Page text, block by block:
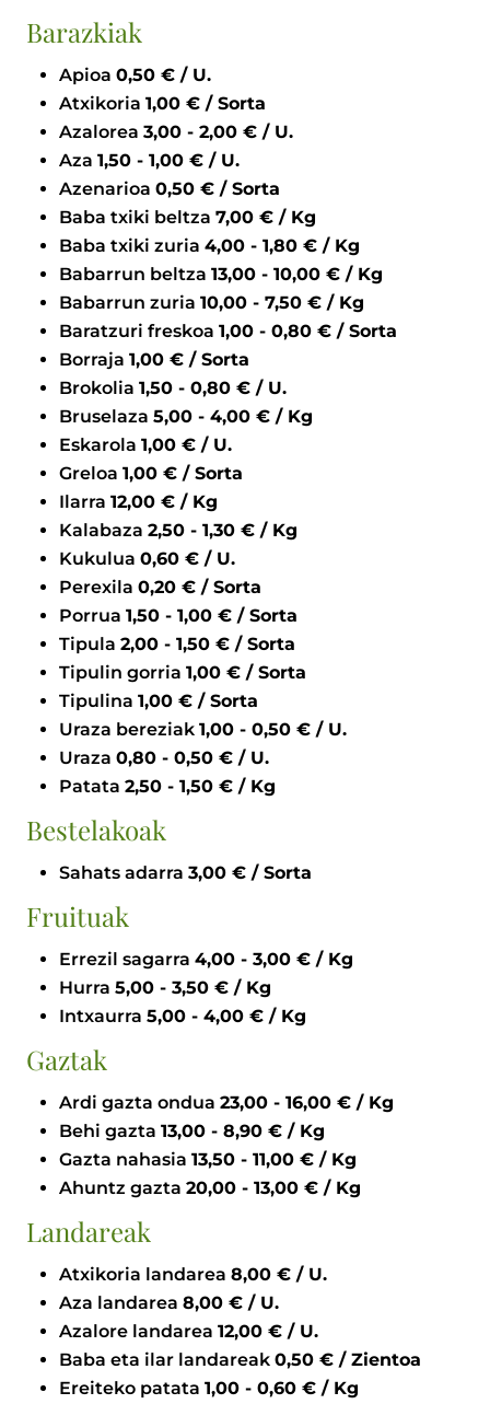
Barazkiak
Apioa
0,50 € / U.
Atxikoria
1,00 € / Sorta
Azalorea
3,00 - 2,00 € / U.
Aza
1,50 - 1,00 € / U.
Azenarioa
0,50 € / Sorta
Baba txiki beltza
7,00 € / Kg
Baba txiki zuria
4,00 - 1,80 € / Kg
Babarrun beltza
13,00 - 10,00 € / Kg
Babarrun zuria
10,00 - 7,50 € / Kg
Baratzuri freskoa
1,00 - 0,80 € / Sorta
Borraja
1,00 € / Sorta
Brokolia
1,50 - 0,80 € / U.
Bruselaza
5,00 - 4,00 € / Kg
Eskarola
1,00 € / U.
Greloa
1,00 € / Sorta
Ilarra
12,00 € / Kg
Kalabaza
2,50 - 1,30 € / Kg
Kukulua
0,60 € / U.
Perexila
0,20 € / Sorta
Porrua
1,50 - 1,00 € / Sorta
Tipula
2,00 - 1,50 € / Sorta
Tipulin gorria
1,00 € / Sorta
Tipulina
1,00 € / Sorta
Uraza bereziak
1,00 - 0,50 € / U.
Uraza
0,80 - 0,50 € / U.
Patata
2,50 - 1,50 € / Kg
Bestelakoak
Sahats adarra 3,00 € / Sorta
Fruituak
Errezil sagarra
4,00 - 3,00 € / Kg
Hurra
5,00 - 3,50 € / Kg
Intxaurra
5,00 - 4,00 € / Kg
Gaztak
Ardi gazta ondua
23,00 - 16,00 € / Kg
Behi gazta
13,00 - 8,90 € / Kg
Gazta nahasia
13,50 - 11,00 € / Kg
Ahuntz gazta
20,00 - 13,00 € / Kg
Landareak
Atxikoria landarea
8,00 € / U.
Aza landarea
8,00 € / U.
Azalore landarea
12,00 € / U.
Baba eta ilar landareak
0,50 € / Zientoa
Ereiteko patata
1,00 - 0,60 € / Kg